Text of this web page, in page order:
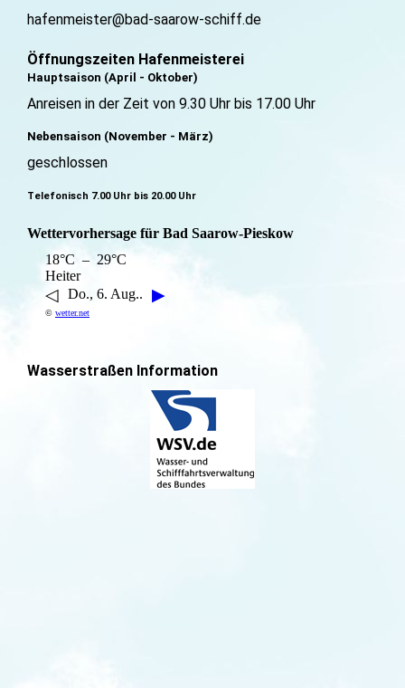
hafenmeister@bad-saarow-schiff.de
Öffnungszeiten Hafenmeisterei
Hauptsaison (April - Oktober)
Anreisen in der Zeit von 9.30 Uhr bis 17.00 Uhr
Nebensaison (November - März)
geschlossen
Telefonisch 7.00 Uhr bis 20.00 Uhr
Wettervorhersage für Bad Saarow-Pieskow
18°C – 29°C
Heiter
◁ Do., 6. Aug.. ▶
© wetter.net
Wasserstraßen Information